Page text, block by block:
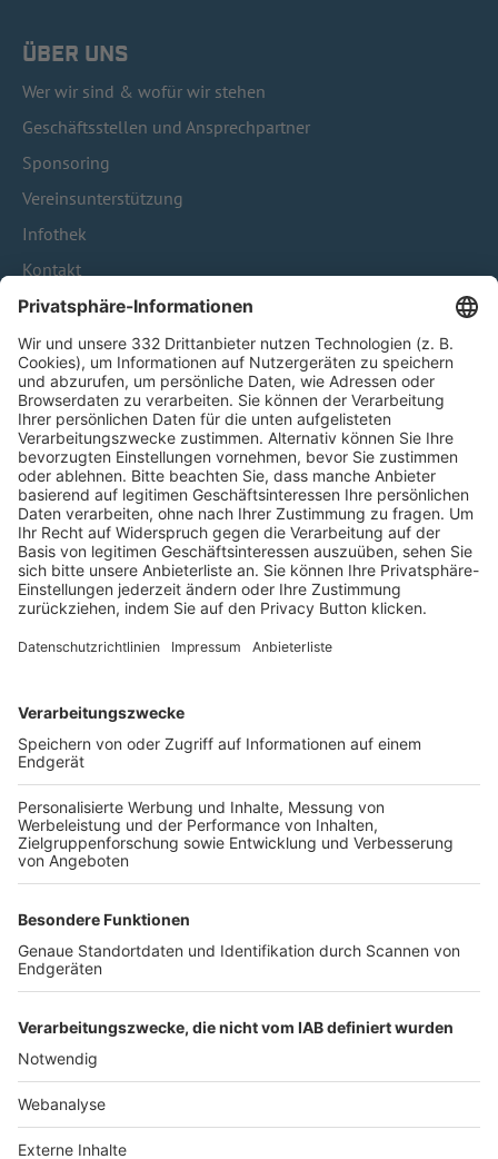
ÜBER UNS
Wer wir sind & wofür wir stehen
Geschäftsstellen und Ansprechpartner
Sponsoring
Vereinsunterstützung
Infothek
Kontakt
HÄUFIG BESUCHTE SEITEN
Pässe und Vereinswechsel
Trainerausbildung
Schulungsangebot Vereinsmitarbeiter
BFV-Geschäftsstellen
Trainerbörse
Login SpielPlus
FOLGE DEM BFV
TOP-VEREINE
TOP-PARTNER
Nutzungsbedingungen Datenschutz Impressum